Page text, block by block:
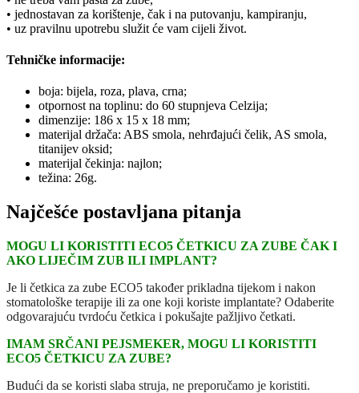
• jednostavan za korištenje, čak i na putovanju, kampiranju,
• uz pravilnu upotrebu služit će vam cijeli život.
Tehničke informacije:
boja: bijela, roza, plava, crna;
otpornost na toplinu: do 60 stupnjeva Celzija;
dimenzije: 186 x 15 x 18 mm;
materijal držača: ABS smola, nehrđajući čelik, AS smola,
titanijev oksid;
materijal čekinja: najlon;
težina: 26g.
Najčešće postavljana pitanja
MOGU LI KORISTITI ECO5 ČETKICU ZA ZUBE ČAK I
AKO LIJEČIM ZUB ILI IMPLANT?
Je li četkica za zube ECO5 također prikladna tijekom i nakon
stomatološke terapije ili za one koji koriste implantate? Odaberite
odgovarajuću tvrdoću četkica i pokušajte pažljivo četkati.
IMAM SRČANI PEJSMEKER, MOGU LI KORISTITI
ECO5 ČETKICU ZA ZUBE?
Budući da se koristi slaba struja, ne preporučamo je koristiti.